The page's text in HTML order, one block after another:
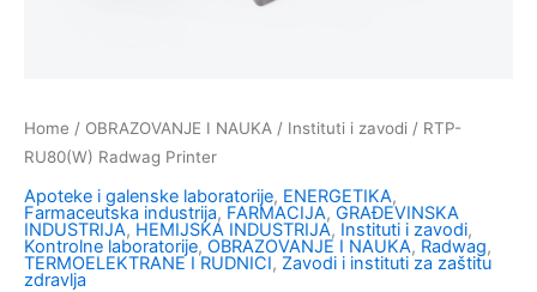
Home / OBRAZOVANJE I NAUKA / Instituti i zavodi / RTP-
RU80(W) Radwag Printer
Apoteke i galenske laboratorije, ENERGETIKA,
Farmaceutska industrija, FARMACIJA, GRAĐEVINSKA
INDUSTRIJA, HEMIJSKA INDUSTRIJA, Instituti i zavodi,
Kontrolne laboratorije, OBRAZOVANJE I NAUKA, Radwag,
TERMOELEKTRANE I RUDNICI, Zavodi i instituti za zaštitu
zdravlja